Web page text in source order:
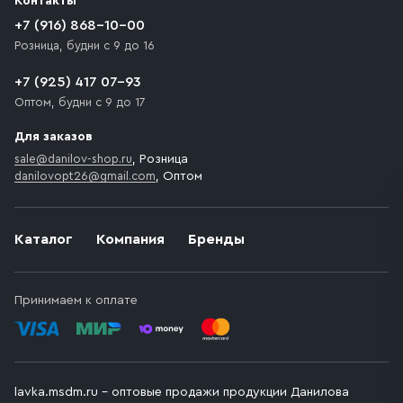
движения. Если на территории места назначения
доставки предусмотрен платный въезд, то Покупателю
необходимо компенсировать стоимость въезда
Каталог Компания Бренды
Принимаем к оплате
+7 (916) 868-10-00
Розница, будни с 9 до 16
+7 (925) 417 07-93
Оптом, будни с 9 до 17
Для заказов
sale@danilov-shop.ru, Розница
danilovopt26@gmail.com, Оптом
lavka.msdm.ru – оптовые продажи продукции Данилова